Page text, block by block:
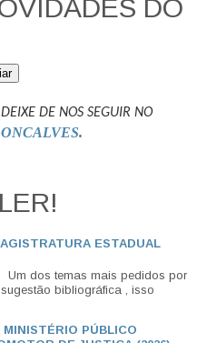
DO
DE NOS SEGUIR NO
.
ESTADUAL
Um dos temas mais pedidos por
bibliográfica , isso
PÚBLICO